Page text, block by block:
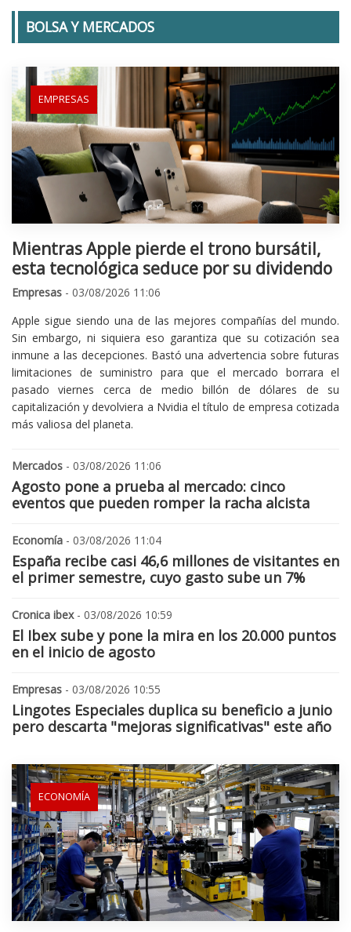
BOLSA Y MERCADOS
EMPRESAS
Mientras Apple pierde el trono bursátil,
esta tecnológica seduce por su dividendo
Empresas - 03/08/2026 11:06
Apple sigue siendo una de las mejores compañías del mundo.
Sin embargo, ni siquiera eso garantiza que su cotización sea
inmune a las decepciones. Bastó una advertencia sobre futuras
limitaciones de suministro para que el mercado borrara el
pasado viernes cerca de medio billón de dólares de su
capitalización y devolviera a Nvidia el título de empresa cotizada
más valiosa del planeta.
Mercados - 03/08/2026 11:06
Agosto pone a prueba al mercado: cinco
eventos que pueden romper la racha alcista
Economía - 03/08/2026 11:04
España recibe casi 46,6 millones de visitantes en
el primer semestre, cuyo gasto sube un 7%
Cronica ibex- 03/08/2026 10:59
El Ibex sube y pone la mira en los 20.000 puntos
en el inicio de agosto
Empresas - 03/08/2026 10:55
Lingotes Especiales duplica su beneficio a junio
pero descarta "mejoras significativas" este año
ECONOMÍA